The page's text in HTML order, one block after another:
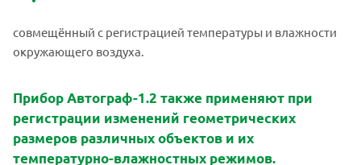
совмещённый с регистрацией температуры и влажности
окружающего воздуха.
Прибор Автограф-1.2 также применяют при
регистрации изменений геометрических
размеров различных объектов и их
температурно-влажностных режимов.